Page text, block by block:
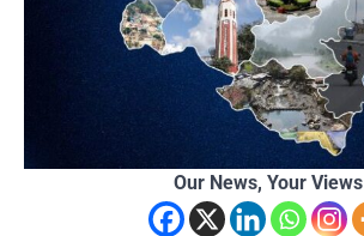
Our News, Your Views